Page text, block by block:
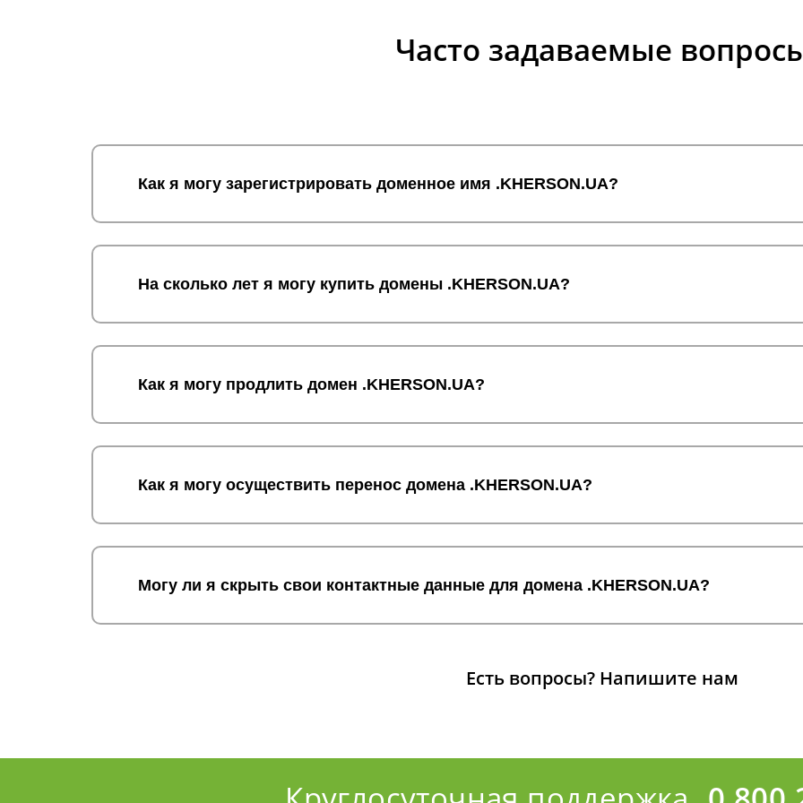
Часто задаваемые
Как я могу зарегистрировать доменное имя .KHERSON.UA?
На сколько лет я могу купить домены .KHERSON.UA?
Как я могу продлить домен .KHERSON.UA?
Как я могу осуществить перенос домена .KHERSON.UA?
Могу ли я скрыть свои контактные данные для домена .KHERSON.UA?
Есть вопросы? Напишите нам